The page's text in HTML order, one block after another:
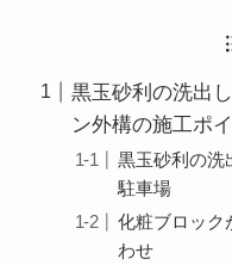
黒玉砂利の洗出
ン外構の施工ポ
黒玉砂利の洗
駐車場
化粧ブロック
わせ